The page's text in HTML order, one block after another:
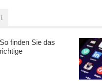
So finden Sie das
richtige